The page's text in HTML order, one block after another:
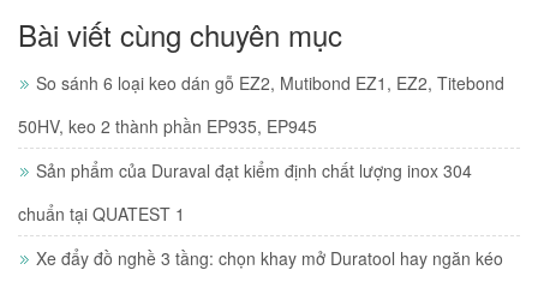
Bài viết cùng chuyên mục
So sánh 6 loại keo dán gỗ EZ2, Mutibond EZ1, EZ2, Titebond
50HV, keo 2 thành phần EP935, EP945
Sản phẩm của Duraval đạt kiểm định chất lượng inox 304
chuẩn tại QUATEST 1
Xe đẩy đồ nghề 3 tầng: chọn khay mở Duratool hay ngăn kéo